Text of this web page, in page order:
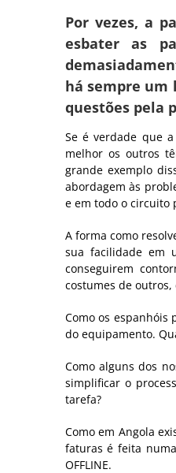
Por vezes, a
esbater as
há sempre um
questões pela
Se é verdade que
melhor os outros
grande exemplo
abordagem às
e em todo o circuito
A forma como
sua facilidade em
conseguirem
costumes de
Como os
do equipamento.
Como alguns dos
simplificar o
tarefa?
Como em Angola
faturas é feita
OFFLINE.